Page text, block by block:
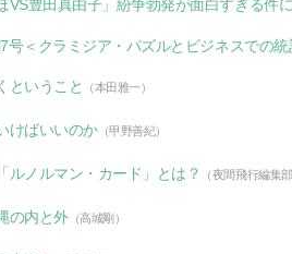
VS豊田真由子」紛争勃発が面白すぎる件
号＜クラミジア・パズルとビジネスでの
ということ （本田雅一）
けばいいのか（甲野善紀）
ルノルマン・カード」とは？ （夜間飛行編集
の内と外（高城剛）